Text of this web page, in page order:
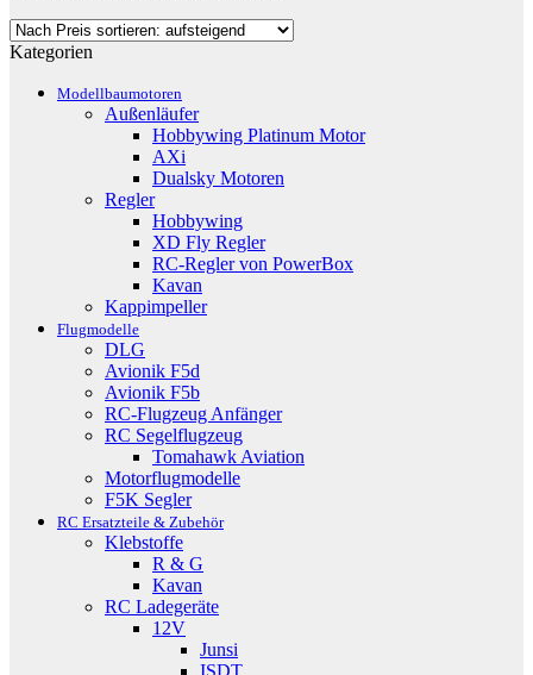
sortiert:
Kategorien
Modellbaumotoren
Außenläufer
Hobbywing Platinum Motor
AXi
Dualsky Motoren
Regler
Hobbywing
XD Fly Regler
RC-Regler von PowerBox
Kavan
Kappimpeller
Flugmodelle
DLG
Avionik F5d
Avionik F5b
RC-Flugzeug Anfänger
RC Segelflugzeug
Tomahawk Aviation
Motorflugmodelle
F5K Segler
RC Ersatzteile & Zubehör
Klebstoffe
R & G
Kavan
RC Ladegeräte
12V
Junsi
ISDT